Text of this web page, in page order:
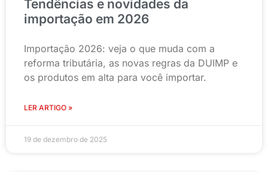
Tendências e novidades da
importação em 2026
Importação 2026: veja o que muda com a
reforma tributária, as novas regras da DUIMP e
os produtos em alta para você importar.
LER ARTIGO »
19 de dezembro de 2025